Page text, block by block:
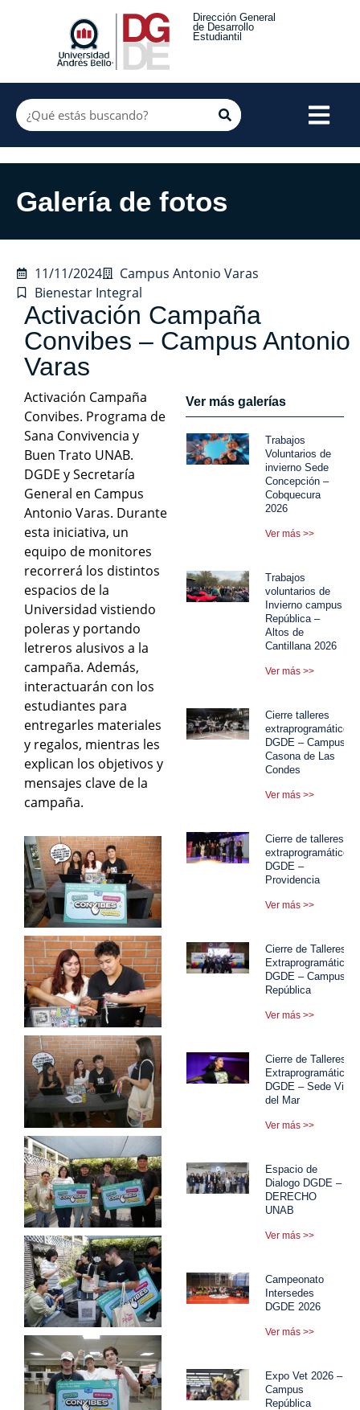
Dirección General
de Desarrollo
Estudiantil
Galería de fotos
11/11/2024
Campus Antonio Varas
Bienestar Integral
Activación Campaña
Convibes – Campus Antonio
Varas
Activación Campaña
Convibes. Programa de
Sana Convivencia y
Buen Trato UNAB.
DGDE y Secretaría
General en Campus
Antonio Varas. Durante
esta iniciativa, un
equipo de monitores
recorrerá los distintos
espacios de la
Universidad vistiendo
poleras y portando
letreros alusivos a la
campaña. Además,
interactuarán con los
estudiantes para
entregarles materiales
y regalos, mientras les
explican los objetivos y
mensajes clave de la
campaña.
Ver más galerías
Trabajos
Voluntarios de
invierno Sede
Concepción –
Cobquecura
2026
Ver más >>
Trabajos
voluntarios de
Invierno campus
República –
Altos de
Cantillana 2026
Ver más >>
Cierre talleres
extraprogramáticos
DGDE – Campus
Casona de Las
Condes
Ver más >>
Cierre de talleres
extraprogramáticos
DGDE –
Providencia
Ver más >>
Cierre de Talleres
Extraprogramáticos
DGDE – Campus
República
Ver más >>
Cierre de Talleres
Extraprogramáticos
DGDE – Sede Viña
del Mar
Ver más >>
Espacio de
Dialogo DGDE –
DERECHO
UNAB
Ver más >>
Campeonato
Intersedes
DGDE 2026
Ver más >>
Expo Vet 2026 –
Campus
República